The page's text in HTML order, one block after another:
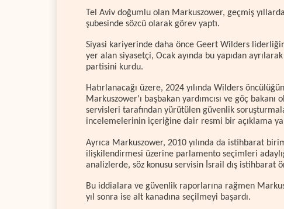
Tel Aviv doğumlu olan Markuszower, geçmiş
şubesinde sözcü olarak görev yaptı.
Siyasi kariyerinde daha önce Geert Wilders
yer alan siyasetçi, Ocak ayında bu yapıdan ayrılarak
partisini kurdu.
Hatırlanacağı üzere, 2024 yılında Wilders
Markuszower'ı başbakan yardımcısı ve göç
servisleri tarafından yürütülen güvenlik
incelemelerinin içeriğine dair resmi bir açıklama
Ayrıca Markuszower, 2010 yılında da istihbarat
ilişkilendirmesi üzerine parlamento seçimleri
analizlerde, söz konusu servisin İsrail dış istihbarat
Bu iddialara ve güvenlik raporlarına rağmen
yıl sonra ise alt kanadına seçilmeyi başardı.